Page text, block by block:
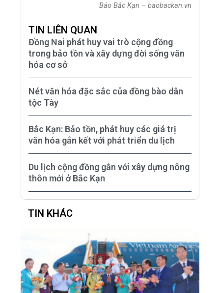
Báo Bắc Kạn – baobackan.vn
TIN LIÊN QUAN
Đồng Nai phát huy vai trò cộng đồng
trong bảo tồn và xây dựng đời sống văn
hóa cơ sở
Nét văn hóa đặc sắc của đồng bào dân
tộc Tày
Bắc Kạn: Bảo tồn, phát huy các giá trị
văn hóa gắn kết với phát triển du lịch
Du lịch cộng đồng gắn với xây dựng nông
thôn mới ở Bắc Kạn
TIN KHÁC